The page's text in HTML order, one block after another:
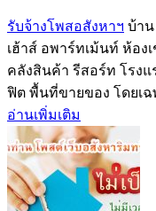
รับจ้างโพสอสังหาฯ บ้า
เฮ้าส์ อพาร์ทเม้นท์ ห้อง
คลังสินค้า รีสอร์ท โรง
ฟิต พื้นที่ขายของ โดยเฉ
อ่านเพิ่มเติม